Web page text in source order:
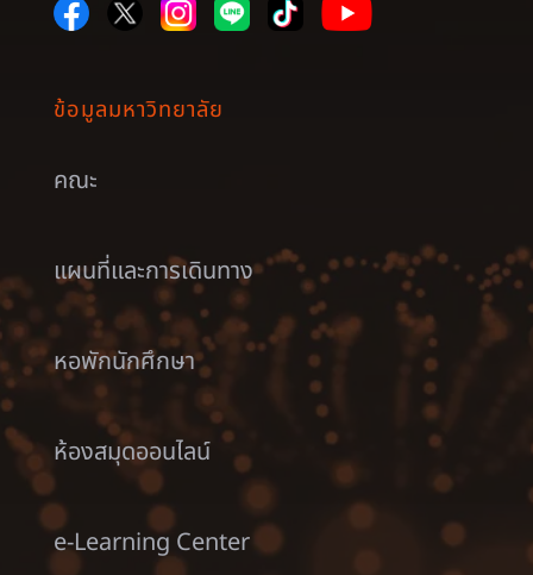
ข้อมูลมหาวิทยาลัย
คณะ
แผนที่และการเดินทาง
หอพักนักศึกษา
ห้องสมุดออนไลน์
e-Learning Center